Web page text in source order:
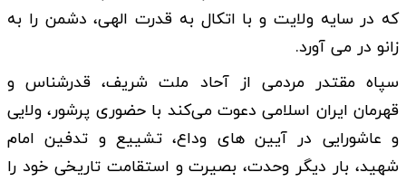
که در سایه ولایت و با اتکال به قدرت الهی، دشمن را به
زانو در می آورد.
سپاه مقتدر مردمی از آحاد ملت شریف، قدرشناس و
قهرمان ایران اسلامی دعوت می‌کند با حضوری پرشور، ولایی
و عاشورایی در آیین های وداع، تشییع و تدفین امام
شهید، بار دیگر وحدت، بصیرت و استقامت تاریخی خود را